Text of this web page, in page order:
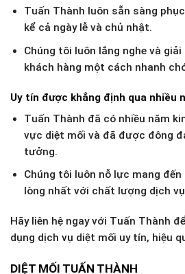
Tuấn Thành luôn sẵn sàng
kể cả ngày lễ và chủ nhật.
Chúng tôi luôn lắng nghe và
khách hàng một cách nhanh
Uy tín được khẳng định qua nhiều
Tuấn Thành đã có nhiều năm
vực diệt mối và đã được đông
tưởng.
Chúng tôi luôn nỗ lực mang
lòng nhất với chất lượng dịch
Hãy liên hệ ngay với Tuấn Thành
dụng dịch vụ diệt mối uy tín, hiệu
DIỆT MỐI TUẤN THÀNH